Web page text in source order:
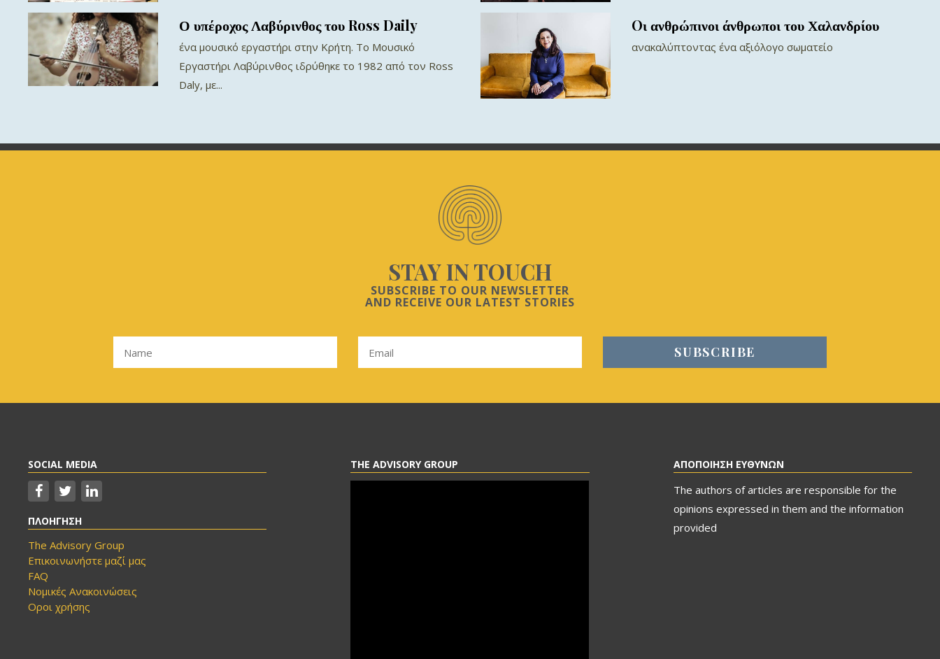
Ο υπέροχος Λαβύρινθος του Ross Daily
ένα μουσικό εργαστήρι στην Κρήτη. To Μουσικό
Εργαστήρι Λαβύρινθος ιδρύθηκε το 1982 από τον Ross
Daly, με...
Oι ανθρώπινοι άνθρωποι του Χαλανδρίου
ανακαλύπτοντας ένα αξιόλογο σωματείο
STAY IN TOUCH
SUBSCRIBE TO OUR NEWSLETTER
AND RECEIVE OUR LATEST STORIES
SOCIAL MEDIA
ΠΛΟΗΓΗΣΗ
The Advisory Group
Επικοινωνήστε μαζί μας
FAQ
Νομικές Ανακοινώσεις
Οροι χρήσης
THE ADVISORY GROUP ΑΠΟΠΟΙΗΣΗ ΕΥΘΥΝΩΝ
The authors of articles are responsible for the
opinions expressed in them and the information
provided